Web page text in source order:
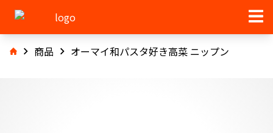
商品 オーマイ和パスタ好き高菜 ニップン